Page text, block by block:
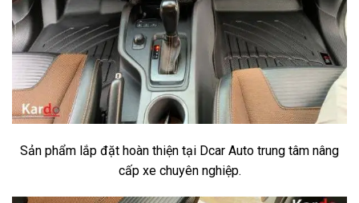
Sản phẩm lắp đặt hoàn thiện tại Dcar Auto trung tâm nâng
cấp xe chuyên nghiệp.